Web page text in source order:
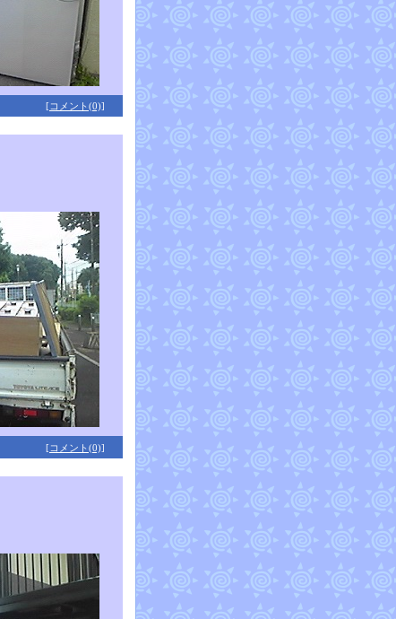
[コメント(0)]
[コメント(0)]